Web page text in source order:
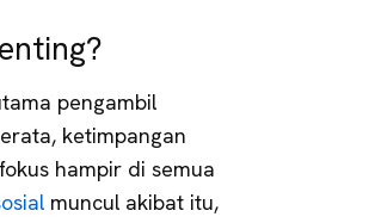
pengambil
ketimpangan
hampir di semua
muncul akibat itu,